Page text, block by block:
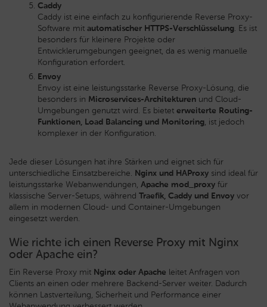
Caddy
Caddy ist eine einfach zu konfigurierende Reverse Proxy-
Software mit automatischer HTTPS-Verschlüsselung. Es ist
besonders für kleinere Projekte oder
Entwicklerumgebungen geeignet, da es wenig manuelle
Konfiguration erfordert.
Envoy
Envoy ist eine leistungsstarke Reverse Proxy-Lösung, die
besonders in Microservices-Architekturen und Cloud-
Umgebungen genutzt wird. Es bietet erweiterte Routing-
Funktionen, Load Balancing und Monitoring, ist jedoch
komplexer in der Konfiguration.
Jede dieser Lösungen hat ihre Stärken und eignet sich für
unterschiedliche Einsatzbereiche. Nginx und HAProxy sind ideal für
leistungsstarke Webanwendungen, Apache mod_proxy für
klassische Server-Setups, während Traefik, Caddy und Envoy vor
allem in modernen Cloud- und Container-Umgebungen
eingesetzt werden.
Wie richte ich einen Reverse Proxy mit Nginx
oder Apache ein?
Ein Reverse Proxy mit Nginx oder Apache leitet Anfragen von
Clients an einen oder mehrere Backend-Server weiter. Dadurch
können Lastverteilung, Sicherheit und Performance einer